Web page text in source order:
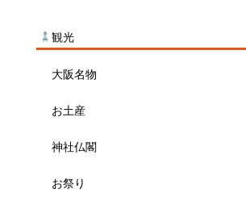
観光
大阪名物
お土産
神社仏閣
お祭り